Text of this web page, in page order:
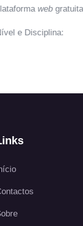
webgratuita
e Disciplina: